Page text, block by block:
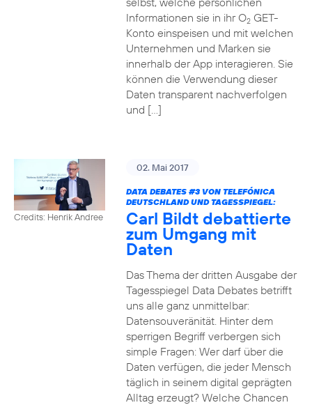
Informationen sie in ihr O2GET-
Konto einspeisen und mit welchen
Unternehmen und Marken sie
innerhalb der App interagieren. Sie
können die Verwendung dieser
Daten transparent nachverfolgen
und […]
Credits: Henrik Andree
02. Mai 2017
DATA DEBATES #3VON TELEFÓNICA
DEUTSCHLAND UND TAGESSPIEGEL:
Carl Bildt debattierte
zum Umgang mit
Daten
Das Thema der dritten Ausgabe der
Tagesspiegel Data Debates betrifft
uns alle ganz unmittelbar:
Datensouveränität. Hinter dem
sperrigen Begriff verbergen sich
simple Fragen: Wer darf über die
Daten verfügen, die jeder Mensch
täglich in seinem digital geprägten
Alltag erzeugt? Welche Chancen